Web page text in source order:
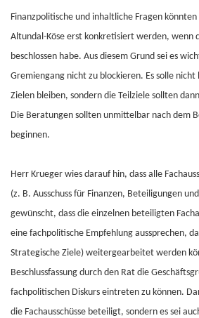
Finanzpolitische und inhaltliche Fragen
Altundal-Köse erst konkretisiert werden, wenn
beschlossen habe. Aus diesem Grund sei es
Gremiengang nicht zu blockieren. Es solle
Zielen bleiben, sondern die Teilziele sollten
Die Beratungen sollten unmittelbar nach dem
beginnen.
Herr Krueger wies darauf hin, dass alle
(z. B. Ausschuss für Finanzen, Beteiligungen
gewünscht, dass die einzelnen beteiligten
eine fachpolitische Empfehlung aussprechen,
Strategische Ziele) weitergearbeitet werden
Beschlussfassung durch den Rat die
fachpolitischen Diskurs eintreten zu können.
die Fachausschüsse beteiligt, sondern es sei